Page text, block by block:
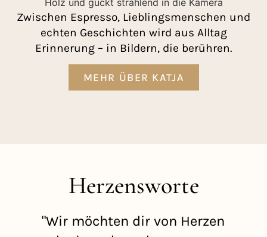
Zwischen Espresso, Lieblingsmenschen und
echten Geschichten wird aus Alltag
Erinnerung – in Bildern, die berühren.
MEHR ÜBER KATJA
Herzensworte
"Wir möchten dir von Herzen